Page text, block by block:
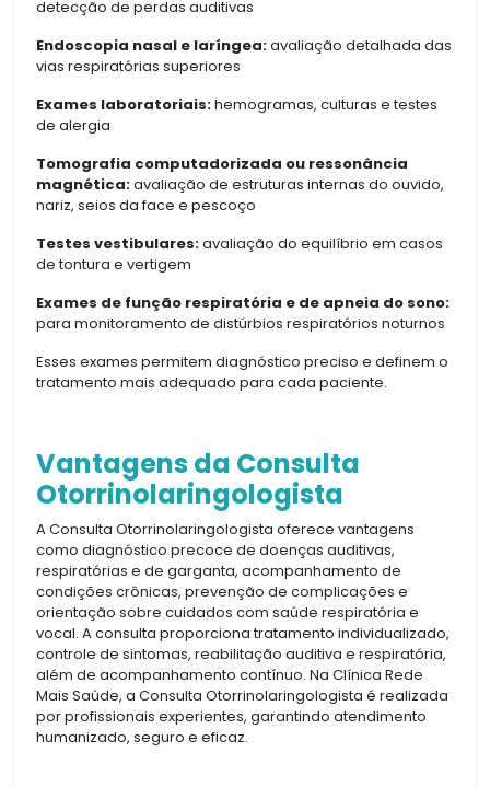
detecção de perdas auditivas
Endoscopia nasal e laríngea:avaliação detalhada das
vias respiratórias superiores
Exames laboratoriais:hemogramas, culturas e testes
de alergia
Tomografia computadorizada ou ressonância
magnética:avaliação de estruturas internas do ouvido,
nariz, seios da face e pescoço
Testes vestibulares:avaliação do equilíbrio em casos
de tontura e vertigem
Exames de função respiratória e de apneia do sono:
para monitoramento de distúrbios respiratórios noturnos
Esses exames permitem diagnóstico preciso e definem o
tratamento mais adequado para cada paciente.
Vantagens da Consulta
Otorrinolaringologista
A Consulta Otorrinolaringologista oferece vantagens
como diagnóstico precoce de doenças auditivas,
respiratórias e de garganta, acompanhamento de
condições crônicas, prevenção de complicações e
orientação sobre cuidados com saúde respiratória e
vocal. A consulta proporciona tratamento individualizado,
controle de sintomas, reabilitação auditiva e respiratória,
além de acompanhamento contínuo. Na Clínica Rede
Mais Saúde, a Consulta Otorrinolaringologista é realizada
por profissionais experientes, garantindo atendimento
humanizado, seguro e eficaz.